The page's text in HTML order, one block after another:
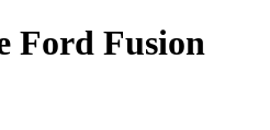
Ford Fusion